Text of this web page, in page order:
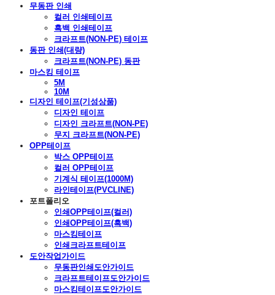
무동판 인쇄
컬러 인쇄테이프
흑백 인쇄테이프
크라프트(NON-PE) 테이프
동판 인쇄(대량)
크라프트(NON-PE) 동판
마스킹 테이프
5M
10M
디자인 테이프(기성상품)
디자인 테이프
디자인 크라프트(NON-PE)
무지 크라프트(NON-PE)
OPP테이프
박스 OPP테이프
컬러 OPP테이프
기계식 테이프(1000M)
라인테이프(PVCLINE)
포트폴리오
인쇄OPP테이프(컬러)
인쇄OPP테이프(흑백)
마스킹테이프
인쇄크라프트테이프
도안작업가이드
무동판인쇄도안가이드
크라프트테이프도안가이드
마스킹테이프도안가이드